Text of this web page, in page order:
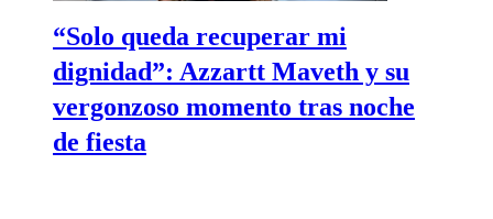
“Solo queda recuperar mi
dignidad”: Azzartt Maveth y su
vergonzoso momento tras noche
de fiesta